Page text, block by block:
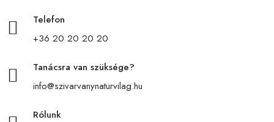
Telefon
+36 20 20 20 20
Tanácsra van szüksége?
info@szivarvanynaturvilag.hu
Rólunk